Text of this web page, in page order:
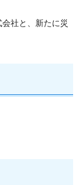
社と、新たに災